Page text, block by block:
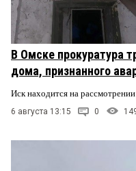
В Омске прокуратура
дома, признанного
Иск находится на
6 августа 13:15 0